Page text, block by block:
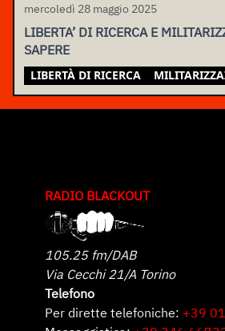
mercoledì 28 maggio 2025
LIBERTA’ DI RICERCA E
SAPERE
LIBERTÀ DI RICERCA
RADIO BLACKOUT
105.25 fm/DAB
Via Cecchi 21/A Torino
Telefono
Per dirette telefoniche: +39